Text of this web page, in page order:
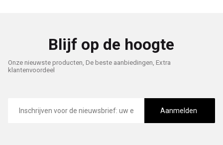
Blijf op de hoogte
Onze nieuwste producten, De beste aanbiedingen, Extra
klantenvoordeel
mailadres
Aanmelden